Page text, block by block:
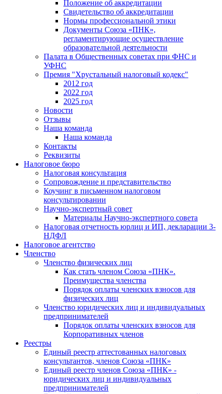
Положение об аккредитации
Свидетельство об аккредитации
Нормы профессиональной этики
Документы Союза «ПНК»,
регламентирующие осуществление
образовательной деятельности
Палата в Общественных советах при ФНС и
УФНС
Премия "Хрустальный налоговый кодекс"
2012 год
2022 год
2025 год
Новости
Отзывы
Наша команда
Наша команда
Контакты
Реквизиты
Налоговое бюро
Налоговая консультация
Cопровождение и представительство
Коучинг в письменном налоговом
консультировании
Научно-экспертный совет
Материалы Научно-экспертного совета
Налоговая отчетность юрлиц и ИП, декларации 3-
НДФЛ
Налоговое агентство
Членство
Членство физических лиц
Как стать членом Союза «ПНК».
Преимущества членства
Порядок оплаты членских взносов для
физических лиц
Членство юридических лиц и индивидуальных
предпринимателей
Порядок оплаты членских взносов для
Корпоративных членов
Реестры
Единый реестр аттестованных налоговых
консультантов, членов Союза «ПНК»
Единый реестр членов Союза «ПНК» -
юридических лиц и индивидуальных
предпринимателей